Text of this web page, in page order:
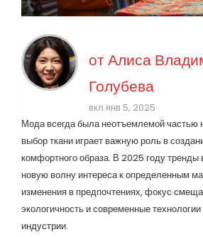
отАлиса
Голубева
вкл янв 5, 2025
Мода всегда была неотъемлемой частью
выбор ткани играет важную роль в
комфортного образа. В 2025 году
новую волну интереса к определенным
изменения в предпочтениях, фокус
экологичность и современные
индустрии.